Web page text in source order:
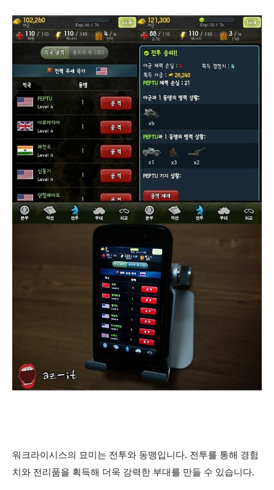
워크라이시스의 묘미는 전투와 동맹입니다. 전투를 통해 경험
치와 전리품을 획득해 더욱 강력한 부대를 만들 수 있습니다.